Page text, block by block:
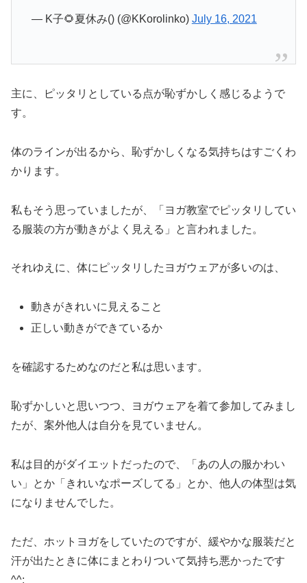
— K子🌻夏休み() (@KKorolinko) July 16, 2021
主に、ピッタリとしている点が恥ずかしく感じるようで
す。
体のラインが出るから、恥ずかしくなる気持ちはすごくわ
かります。
私もそう思っていましたが、「ヨガ教室でピッタリしてい
る服装の方が動きがよく見える」と言われました。
それゆえに、体にピッタリしたヨガウェアが多いのは、
動きがきれいに見えること
正しい動きができているか
を確認するためなのだと私は思います。
恥ずかしいと思いつつ、ヨガウェアを着て参加してみまし
たが、案外他人は自分を見ていません。
私は目的がダイエットだったので、「あの人の服かわい
い」とか「きれいなポーズしてる」とか、他人の体型は気
になりませんでした。
ただ、ホットヨガをしていたのですが、緩やかな服装だと
汗が出たときに体にまとわりついて気持ち悪かったです
^^;